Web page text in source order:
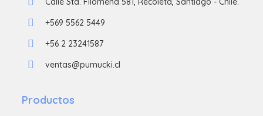
+569 5562 5449
+56 2 23241587
ventas@pumucki.cl
Productos